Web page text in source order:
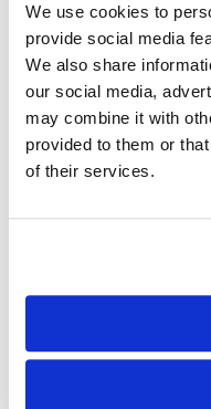
We use cookies to
provide social media
We also share
our social media,
may combine it with
provided to them or
of their services.
Dane kontaktowe

questus
ul.
91-811 Łódź